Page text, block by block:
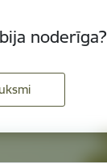
noderīga?